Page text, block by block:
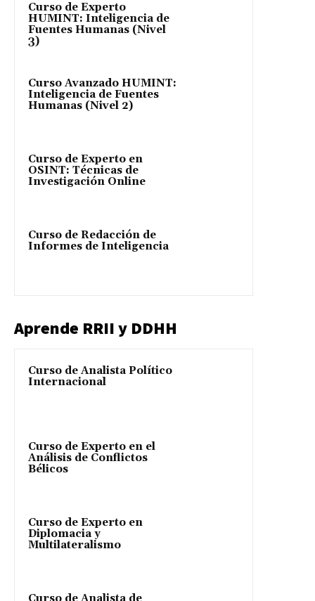
Curso de Experto
HUMINT: Inteligencia de
Fuentes Humanas (Nivel
3)
Curso Avanzado HUMINT:
Inteligencia de Fuentes
Humanas (Nivel 2)
Curso de Experto en
OSINT: Técnicas de
Investigación Online
Curso de Redacción de
Informes de Inteligencia
Aprende RRII y DDHH
Curso de Analista Político
Internacional
Curso de Experto en el
Análisis de Conflictos
Bélicos
Curso de Experto en
Diplomacia y
Multilateralismo